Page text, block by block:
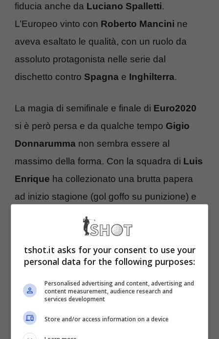
fiducia anche da Luciano Spalletti.
L’Europeo vinto con Roberto Mancini ne
aveva esaltato le qualità, con un ruolo da
assoluto protagonista nelle serie dal
dischetto contro Spagna e Inghilterra.
La magia di semifinale e finale di Euro2020
si è però persa e da qualche tempo Gigio
Donnarumma non sembra essere al
massimo della forma. Con la squadra di Luis
Enrique ha collezionato una brutta papera
ad inizio stagione (gol goffo su punizione) e
qualcuno anche in
prenderlo di mira. L’oasi azzurra per il
momento è altrettanto in bilico e contro la
Macedonia del Nordil numero 1 classe ’99
ha dato modo ai suoi detrattori di scrivere un
nuovo capitolo delle polemiche.
tshot.it asks for your consent to use your
personal data for the following purposes:
Personalised advertising and content, advertising and
content measurement, audience research and
services development
Store and/or access information on a device